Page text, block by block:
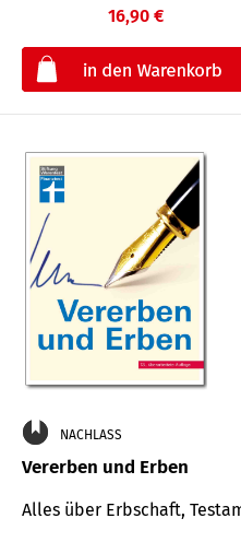
16,90 €
NACHLASS
Vererben und Erben
Alles über Erbschaft,